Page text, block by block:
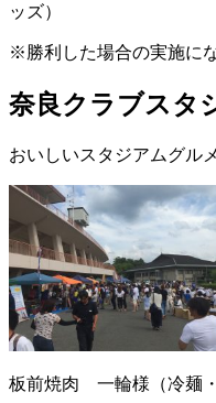
ッズ）
※勝利した場合の実施に
奈良クラブスタ
おいしいスタジアムグル
板前焼肉 一輪様（冷麺・